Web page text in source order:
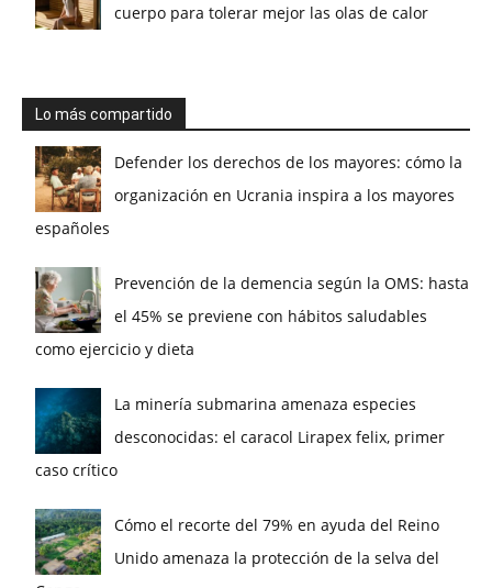
cuerpo para tolerar mejor las olas de calor
Lo más compartido
Defender los derechos de los mayores: cómo la
organización en Ucrania inspira a los mayores
españoles
Prevención de la demencia según la OMS: hasta
el 45% se previene con hábitos saludables
como ejercicio y dieta
La minería submarina amenaza especies
desconocidas: el caracol Lirapex felix, primer
caso crítico
Cómo el recorte del 79% en ayuda del Reino
Unido amenaza la protección de la selva del